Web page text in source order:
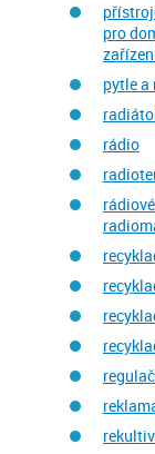
pro
pytle a
rádio